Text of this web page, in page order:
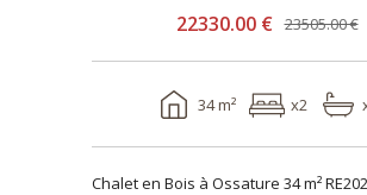
22330.00 € 23505.00 €
34 m² x2
Chalet en Bois à Ossature 34 m²